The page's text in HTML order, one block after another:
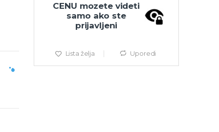
CENU mozete videti
samo ako ste
prijavljeni
Lista želja Uporedi